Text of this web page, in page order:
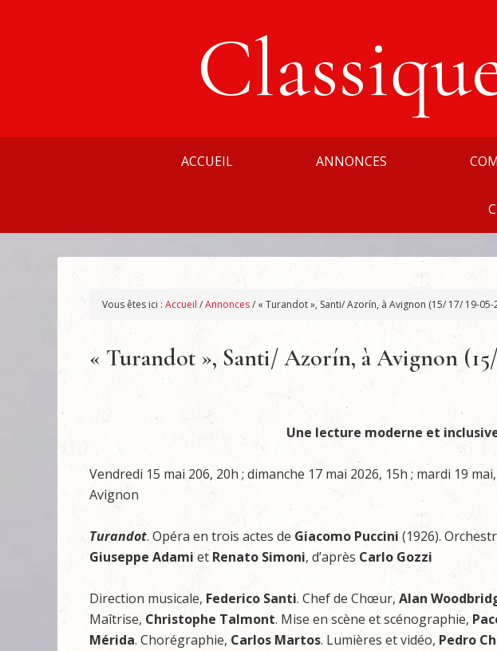
ACCUEIL ANNONCES
Vous êtes ici : Accueil /Annonces/ « Turandot », Santi/ Azorín, à Avignon (15/ 17/ 19-05-
« Turandot », Santi/ Azorín, à Avignon (15/
Une lecture moderne et
Vendredi 15 mai 206, 20h ; dimanche 17 mai 2026, 15h ; mardi 19
Avignon
Turandot. Opéra en trois actes de Giacomo Puccini(1926).
Giuseppe Adami et Renato Simoni, d’après Carlo Gozzi
Direction musicale, Federico Santi. Chef de Chœur, Alan
Maîtrise, Christophe Talmont. Mise en scène et scénographie,
Mérida. Chorégraphie, Carlos Martos. Lumières et vidéo, Pedro